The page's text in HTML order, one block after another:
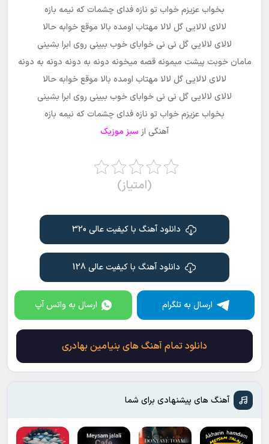
بخواب عزیزم خواب تو نازه فدای چشمات که نیمه بازه
لالای لالایی گل لالا مهتاب اومده بالا موقع خوابه حالا
لالای لالایی گل نی نی خوابای خوب ببینی روی ابرا بشینی
مامان خوبت پیشت میمونه قصه میخونه دونه به دونه دونه به دونه
لالای لالایی گل لالا مهتاب اومده بالا موقع خوابه حالا
لالای لالایی گل نی نی خوابای خوب ببینی روی ابرا بشینی
بخواب عزیزم خواب تو نازه فدای چشمات که نیمه بازه
آهنگی از سبز موزیک
(امتیاز)
دانلود آهنگ با کیفیت عالی 320
دانلود آهنگ با کیفیت عالی 128
ارسال به تلگرام ارسال به واتس آپ
دانلود تمام آهنگ های بنیامین بهادری
آهنگ های پیشنهادی برای شما